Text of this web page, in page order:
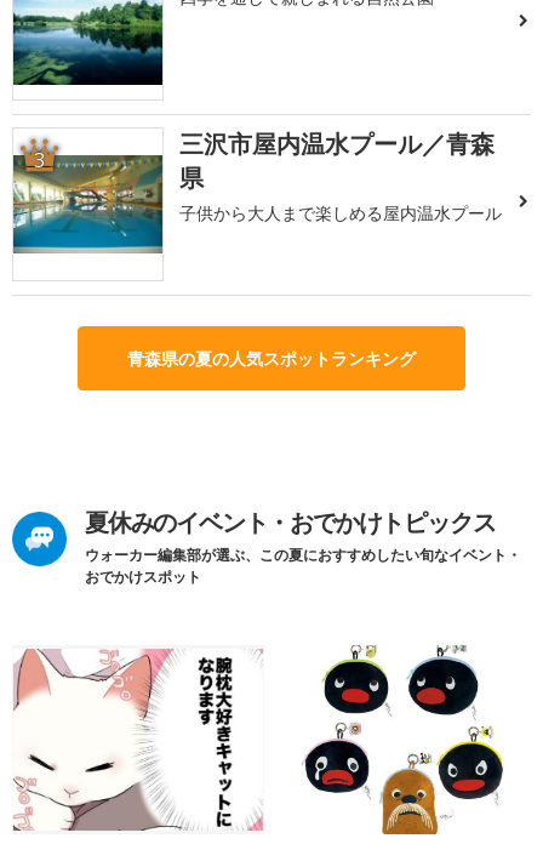
3
三沢市屋内温水プール／青森
県
子供から大人まで楽しめる屋内温水プール
青森県の夏の人気スポットランキング
夏休みのイベント・おでかけトピックス
ウォーカー編集部が選ぶ、この夏におすすめしたい旬なイベント・
おでかけスポット